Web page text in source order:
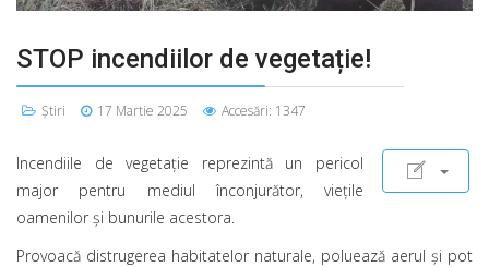
STOP incendiilor de vegetație!
Știri 17 Martie 2025 Accesări: 1347
Incendiile de vegetație reprezintă un pericol
major pentru mediul înconjurător, viețile
oamenilor și bunurile acestora.
Provoacă distrugerea habitatelor naturale, poluează aerul și pot